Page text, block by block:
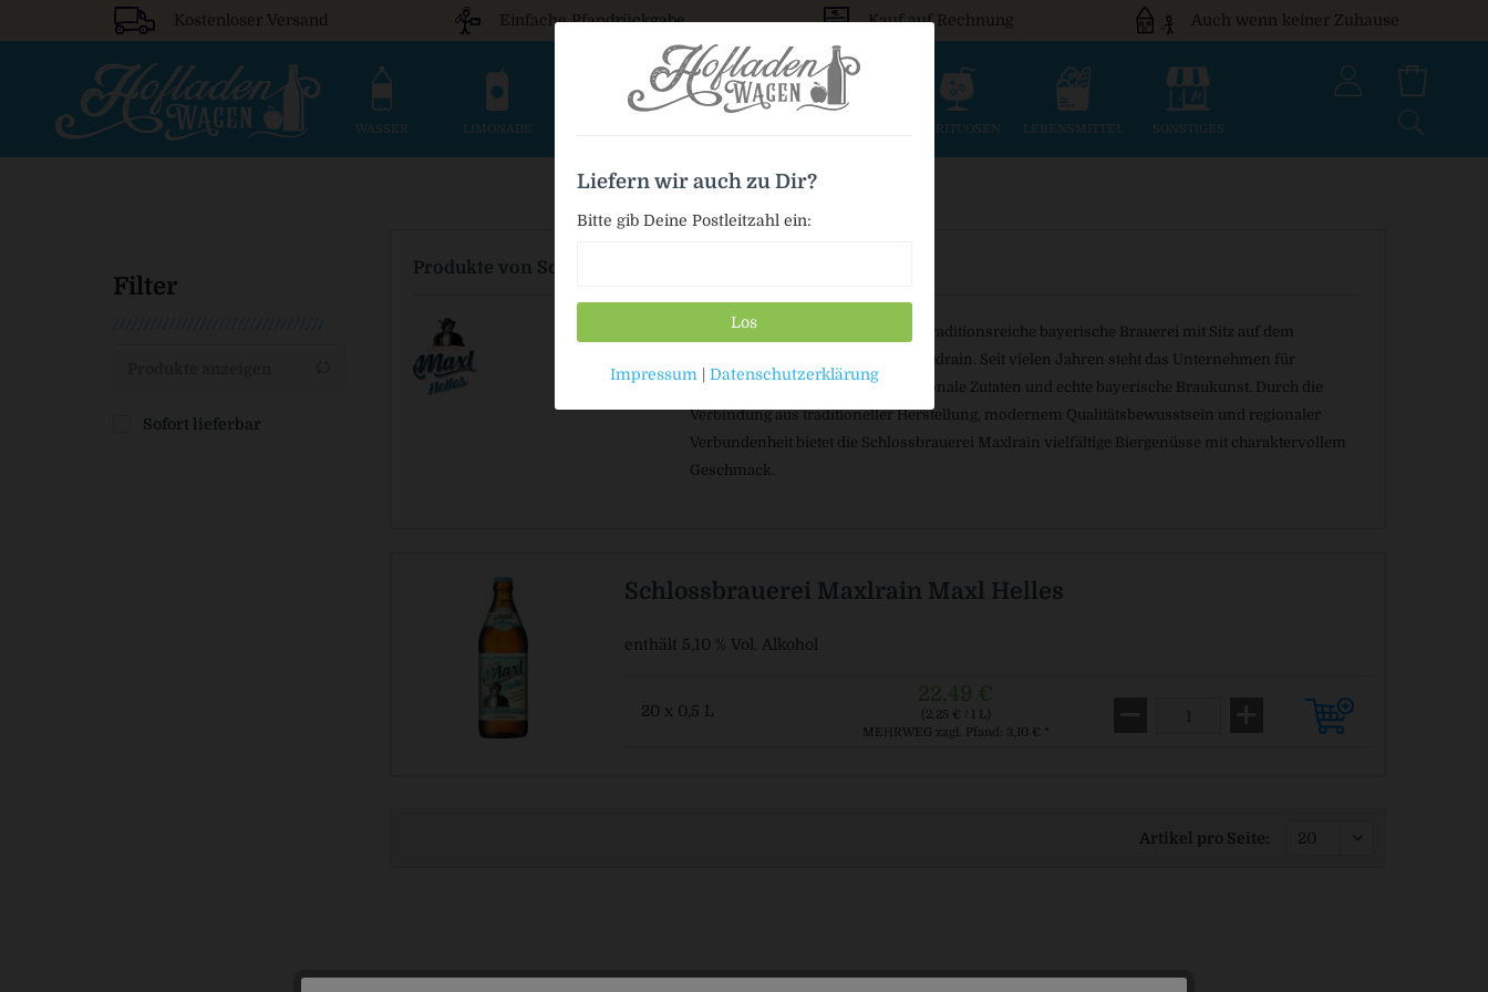
Kostenloser Versand Einfache Pfandrückgabe Kauf auf Rechnung Auch wenn keiner Zuhause
WASSER LIMONADE SPIRITUOSEN LEBENSMITTEL SONSTIGES
Filter
Sofort lieferbar
Produkte von Schlossbrauerei Maxlrain
Schlossbrauerei Maxlrain ist eine traditionsreiche bayerische Brauerei mit Sitz auf dem
historischen Schlossgelände in Maxlrain. Seit vielen Jahren steht das Unternehmen für
hochwertige Bierspezialitäten, regionale Zutaten und echte bayerische Braukunst. Durch die
Verbindung aus traditioneller Herstellung, modernem Qualitätsbewusstsein und regionaler
Verbundenheit bietet die Schlossbrauerei Maxlrain vielfältige Biergenüsse mit charaktervollem
Geschmack.
Schlossbrauerei Maxlrain Maxl Helles
enthält 5,10 % Vol. Alkohol
20 x 0,5 L
22,49 €
(2,25 € / 1 L)
MEHRWEG zzgl. Pfand: 3,10 € *
Artikel pro Seite:
Liefern wir auch zu Dir?
Bitte gib Deine Postleitzahl ein:
Los
Impressum | Datenschutzerklärung